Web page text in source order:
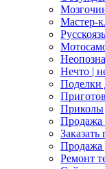
Мастер-
Нечто |
Поделки
Приколы
Продажа
Заказать
Продажа
Ремонт